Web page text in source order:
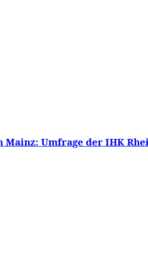
Umfrage der IHK